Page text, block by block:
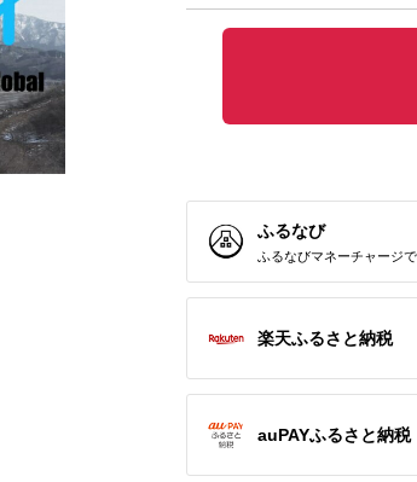
ふるなび
ふるなびマネーチャージで
楽天ふるさと納税
auPAYふるさと納税